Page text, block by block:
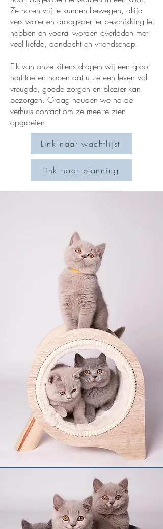
Ze horen vrij te kunnen bewegen, altijd
vers water en droogvoer ter beschikking te
hebben en vooral worden overladen met
veel liefde, aandacht en vriendschap.
Elk van onze kittens dragen wij een groot
hart toe en hopen dat u ze een leven vol
vreugde, goede zorgen en plezier kan
bezorgen. Graag houden we na de
verhuis contact om ze mee te zien
opgroeien.
Link naar wachtlijst
Link naar planning